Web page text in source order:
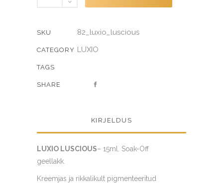
SKU 82_luxio_luscious
CATEGORY LUXIO
TAGS
SHARE
KIRJELDUS
LUXIO LUSCIOUS– 15ml. Soak-Off
geellakk.
Kreemjas ja rikkalikult pigmenteeritud